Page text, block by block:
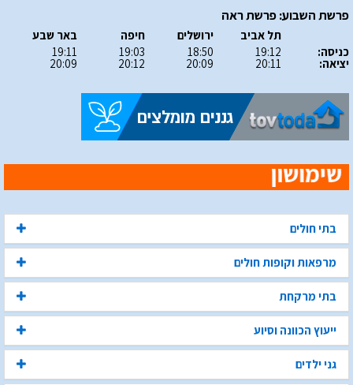
פרשת השבוע: פרשת ראה
כניסה:
יציאה:
תל אביב
19:12
20:11
ירושלים
18:50
20:09
חיפה
19:03
20:12
באר שבע
19:11
20:09
בתי חולים
מרפאות וקופות חולים
בתי מרקחת
ייעוץ הכוונה וסיוע
גני ילדים